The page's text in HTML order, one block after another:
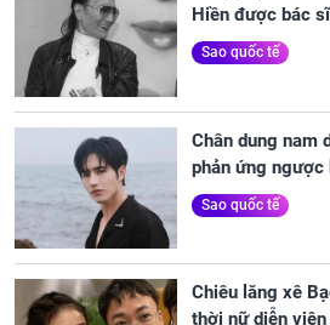
Hiền được bác
Sao quốc tế
Chân dung nam
phản ứng ngược
Sao quốc tế
Chiêu lăng xê
thời nữ diễn